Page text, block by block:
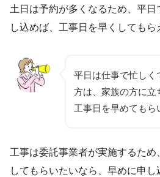
土日は予約が多くなるため、平
し込めば、工事日を早くしてもら
平日は仕事で忙しく
方は、家族の方に立
工事日を早めてもら
工事は委託事業者が実施するた
してもらいたいなら、早めに申し